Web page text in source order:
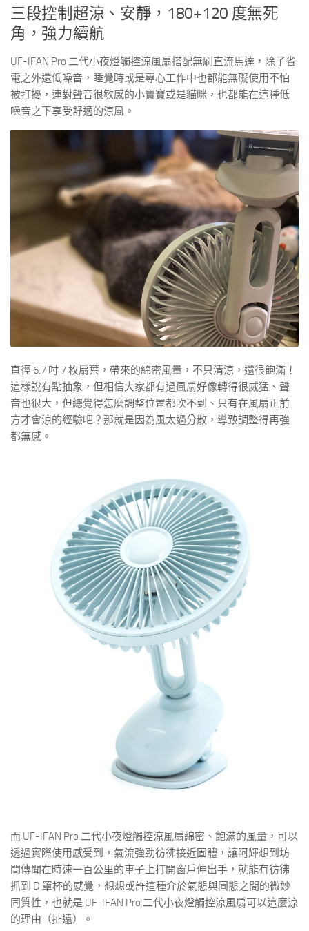
三段控制超涼、安靜，180+120 度無死
角，強力續航
UF-IFAN Pro 二代小夜燈觸控涼風扇搭配無刷直流馬達，除了省
電之外還低噪音，睡覺時或是專心工作中也都能無礙使用不怕
被打擾，連對聲音很敏感的小寶寶或是貓咪，也都能在這種低
噪音之下享受舒適的涼風。
直徑 6.7 吋 7 枚扇葉，帶來的綿密風量，不只清涼，還很飽滿！
這樣說有點抽象，但相信大家都有過風扇好像轉得很威猛、聲
音也很大，但總覺得怎麼調整位置都吹不到、只有在風扇正前
方才會涼的經驗吧？那就是因為風太過分散，導致調整得再強
都無感。
而 UF-IFAN Pro 二代小夜燈觸控涼風扇綿密、飽滿的風量，可以
透過實際使用感受到，氣流強勁彷彿接近固體，讓阿輝想到坊
間傳聞在時速一百公里的車子上打開窗戶伸出手，就能有彷彿
抓到 D 罩杯的感覺，想想或許這種介於氣態與固態之間的微妙
同質性，也就是 UF-IFAN Pro 二代小夜燈觸控涼風扇可以這麼涼
的理由（扯遠）。